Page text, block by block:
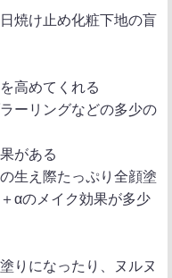
焼け止め化粧下地の盲
高めてくれる
ーリングなどの多少の
がある
生え際たっぷり全顔塗
αのメイク効果が多少
りになったり、ヌルヌ